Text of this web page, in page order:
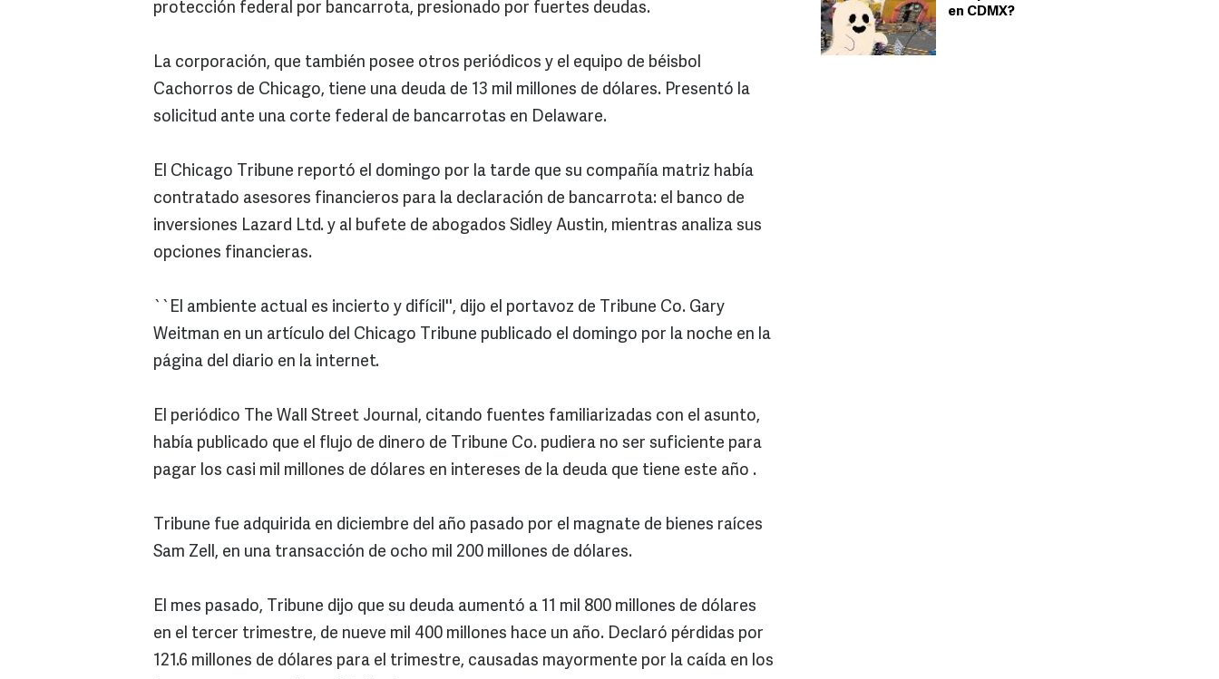
en CDMX?
protección federal por bancarrota, presionado por fuertes deudas.
La corporación, que también posee otros periódicos y el equipo de béisbol
Cachorros de Chicago, tiene una deuda de 13 mil millones de dólares. Presentó la
solicitud ante una corte federal de bancarrotas en Delaware.
El Chicago Tribune reportó el domingo por la tarde que su compañía matriz había
contratado asesores financieros para la declaración de bancarrota: el banco de
inversiones Lazard Ltd. y al bufete de abogados Sidley Austin, mientras analiza sus
opciones financieras.
``El ambiente actual es incierto y difícil'', dijo el portavoz de Tribune Co. Gary
Weitman en un artículo del Chicago Tribune publicado el domingo por la noche en la
página del diario en la internet.
El periódico The Wall Street Journal, citando fuentes familiarizadas con el asunto,
había publicado que el flujo de dinero de Tribune Co. pudiera no ser suficiente para
pagar los casi mil millones de dólares en intereses de la deuda que tiene este año .
Tribune fue adquirida en diciembre del año pasado por el magnate de bienes raíces
Sam Zell, en una transacción de ocho mil 200 millones de dólares.
El mes pasado, Tribune dijo que su deuda aumentó a 11 mil 800 millones de dólares
en el tercer trimestre, de nueve mil 400 millones hace un año. Declaró pérdidas por
121.6 millones de dólares para el trimestre, causadas mayormente por la caída en los